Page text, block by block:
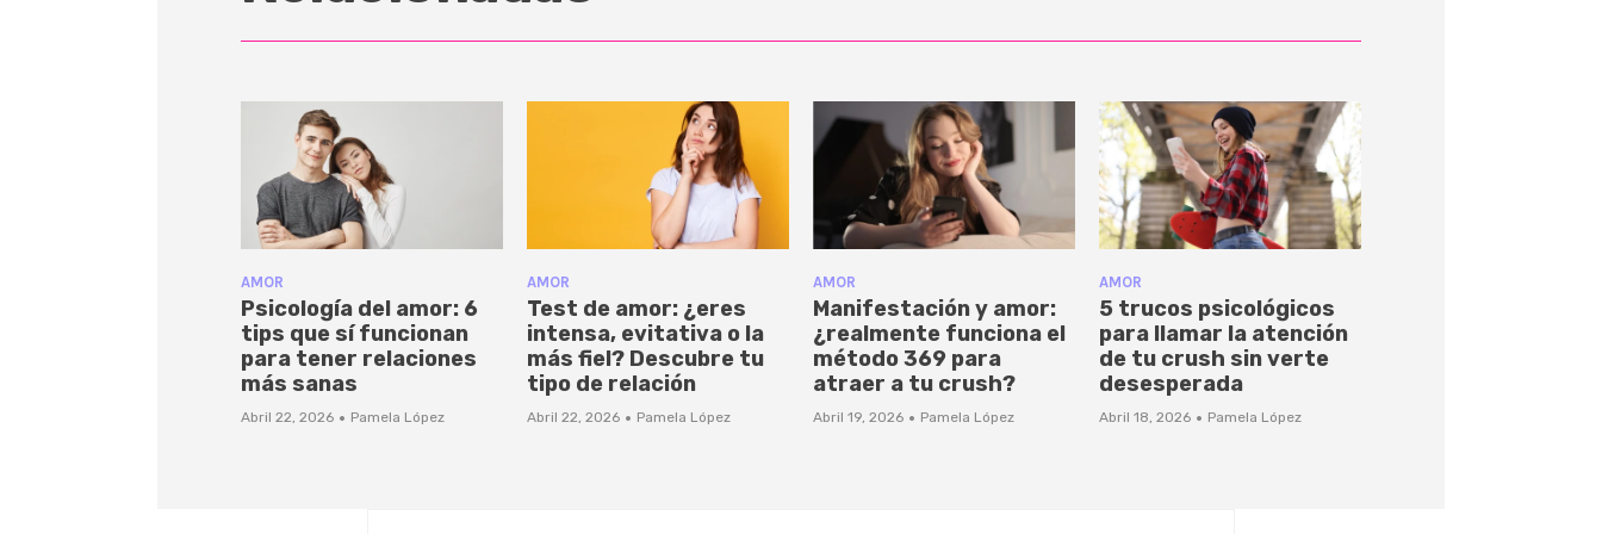
AMOR
Psicología del amor: 6
tips que sí funcionan
para tener relaciones
más sanas
Abril 22, 2026 · Pamela López
AMOR
Test de amor: ¿eres
intensa, evitativa o la
más fiel? Descubre tu
tipo de relación
Abril 22, 2026 · Pamela López
AMOR
Manifestación y amor:
¿realmente funciona el
método 369 para
atraer a tu crush?
Abril 19, 2026 · Pamela López
AMOR
5 trucos psicológicos
para llamar la atención
de tu crush sin verte
desesperada
Abril 18, 2026 · Pamela López